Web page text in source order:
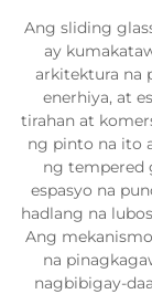
Mga
Pag-aaplay
Balita
Makipag-
Ang sliding
ay
arkitektura na
enerhiya, at
tirahan at
ng pinto na ito
ng tempered
espasyo na
hadlang na
Ang
na
nagbibigay-